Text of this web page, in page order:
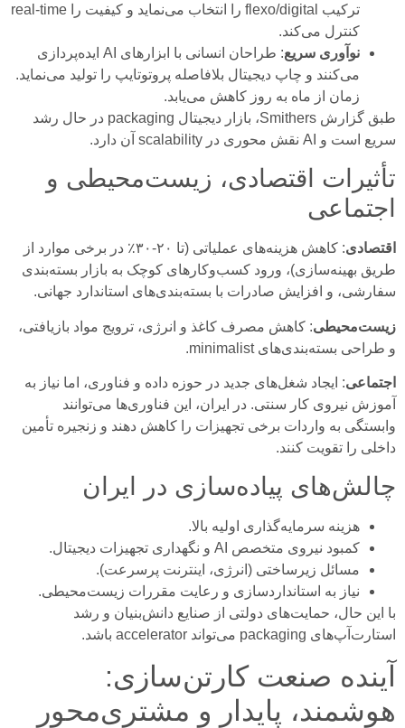
ترکیب flexo/digital را انتخاب می‌نماید و کیفیت را real-time
کنترل می‌کند.
نوآوری سریع
: طراحان انسانی با ابزارهای AI ایده‌پردازی
می‌کنند و چاپ دیجیتال بلافاصله پروتوتایپ را تولید می‌نماید.
زمان از ماه به روز کاهش می‌یابد.
طبق گزارش Smithers، بازار دیجیتال packaging در حال رشد
سریع است و AI نقش محوری در scalability آن دارد.
تأثیرات اقتصادی، زیست‌محیطی و
اجتماعی
اقتصادی
: کاهش هزینه‌های عملیاتی (تا ۲۰-۳۰٪ در برخی موارد از
طریق بهینه‌سازی)، ورود کسب‌وکارهای کوچک به بازار بسته‌بندی
سفارشی، و افزایش صادرات با بسته‌بندی‌های استاندارد جهانی.
زیست‌محیطی: کاهش مصرف کاغذ و انرژی، ترویج مواد بازیافتی،
و طراحی بسته‌بندی‌های minimalist.
اجتماعی: ایجاد شغل‌های جدید در حوزه داده و فناوری، اما نیاز به
آموزش نیروی کار سنتی. در ایران، این فناوری‌ها می‌توانند
وابستگی به واردات برخی تجهیزات را کاهش دهند و زنجیره تأمین
داخلی را تقویت کنند.
چالش‌های پیاده‌سازی در ایران
هزینه سرمایه‌گذاری اولیه بالا.
کمبود نیروی متخصص AI و نگهداری تجهیزات دیجیتال.
مسائل زیرساختی (انرژی، اینترنت پرسرعت).
نیاز به استانداردسازی و رعایت مقررات زیست‌محیطی.
با این حال، حمایت‌های دولتی از صنایع دانش‌بنیان و رشد
استارت‌آپ‌های packaging می‌تواند accelerator باشد.
آینده صنعت کارتن‌سازی:
هوشمند، پایدار و مشتری‌محور